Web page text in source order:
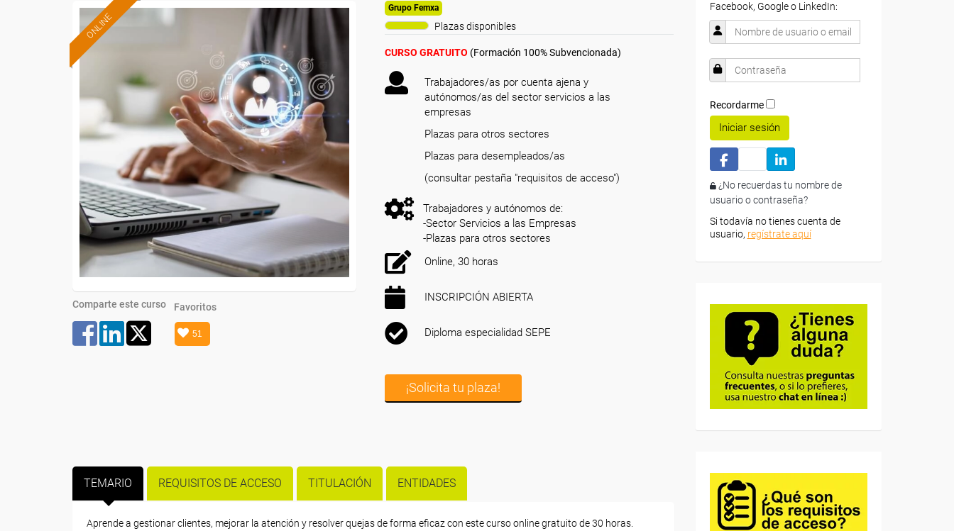
ONLINE
Comparte este curso Favoritos
51
Grupo Femxa
Plazas disponibles
CURSO GRATUITO (Formación 100% Subvencionada)
Trabajadores/as por cuenta ajena y
autónomos/as del sector servicios a las
empresas
Plazas para otros sectores
Plazas para desempleados/as
(consultar pestaña "requisitos de acceso")
Trabajadores y autónomos de:
-Sector Servicios a las Empresas
-Plazas para otros sectores
Online, 30 horas
INSCRIPCIÓN ABIERTA
Diploma especialidad SEPE
¡Solicita tu plaza!
TEMARIO REQUISITOS DE ACCESO TITULACIÓN ENTIDADES
Aprende a gestionar clientes, mejorar la atención y resolver quejas de forma eficaz con este curso online gratuito de 30 horas.
Facebook, Google o LinkedIn:
Recordarme
Iniciar sesión
¿No recuerdas tu nombre de
usuario o contraseña?
Si todavía no tienes cuenta de
usuario, regístrate aquí